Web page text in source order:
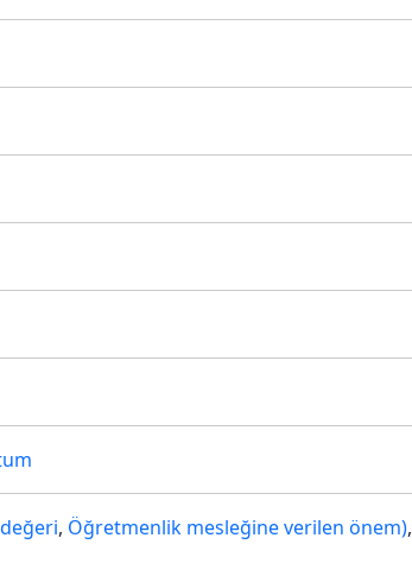
, Öğretmenlik mesleğine verilen önem),